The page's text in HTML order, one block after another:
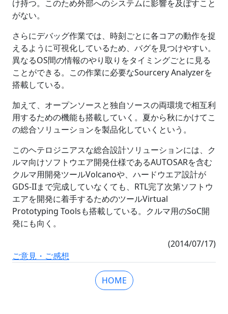
け持つ。このため外部へのシステムに影響を及ぼすこと
がない。
さらにデバッグ作業では、時刻ごとに各コアの動作を捉
えるように可視化しているため、バグを見つけやすい。
異なるOS間の情報のやり取りをタイミングごとに見る
ことができる。この作業に必要なSourcery Analyzerを
搭載している。
加えて、オープンソースと独自ソースの両環境で相互利
用するための機能も搭載していく。夏から秋にかけてこ
の総合ソリューションを製品化していくという。
このヘテロジニアスな総合設計ソリューションには、ク
ルマ向けソフトウエア開発仕様であるAUTOSARを含む
クルマ用開発ツールVolcanoや、ハードウエア設計が
GDS-IIまで完成していなくても、RTL完了次第ソフトウ
エアを開発に着手するためのツールVirtual
Prototyping Toolsも搭載している。クルマ用のSoC開
発にも向く。
(2014/07/17)
ご意見・ご感想
HOME